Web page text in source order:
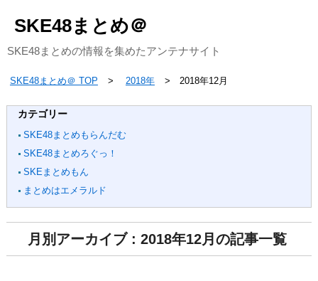
SKE48まとめ＠
SKE48まとめの情報を集めたアンテナサイト
SKE48まとめ＠ TOP 2018年 2018年12月
カテゴリー
SKE48まとめもらんだむ
SKE48まとめろぐっ！
SKEまとめもん
まとめはエメラルド
月別アーカイブ : 2018年12月の記事一覧